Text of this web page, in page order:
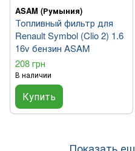
ASAM (Румыния)
Топливный фильтр для
Renault Symbol (Clio 2) 1.6
16v бензин ASAM
208 грн
В наличии
Купить